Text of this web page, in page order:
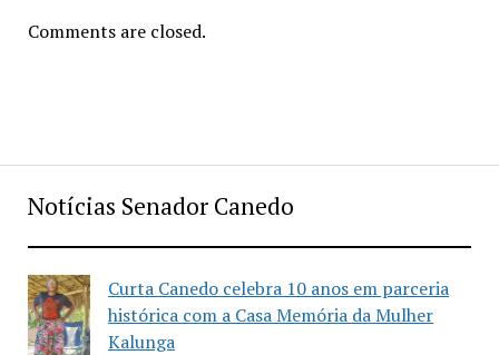
Notícias Senador Canedo
Curta Canedo celebra 10 anos em parceria
histórica com a Casa Memória da Mulher
Kalunga
Comments are closed.